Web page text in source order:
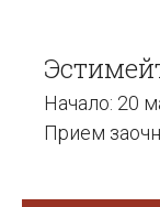
Начало: 20
Прием